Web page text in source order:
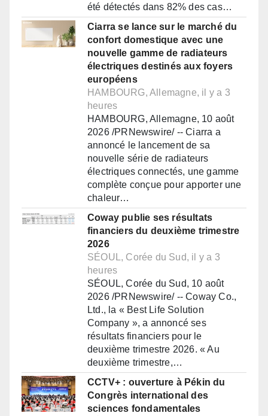
été détectés dans 82% des cas…
Ciarra se lance sur le marché du
confort domestique avec une
nouvelle gamme de radiateurs
électriques destinés aux foyers
européens
HAMBOURG, Allemagne, il y a 3
heures
HAMBOURG, Allemagne, 10 août
2026 /PRNewswire/ -- Ciarra a
annoncé le lancement de sa
nouvelle série de radiateurs
électriques connectés, une gamme
complète conçue pour apporter une
chaleur…
Coway publie ses résultats
financiers du deuxième trimestre
2026
SÉOUL, Corée du Sud, il y a 3
heures
SÉOUL, Corée du Sud, 10 août
2026 /PRNewswire/ -- Coway Co.,
Ltd., la « Best Life Solution
Company », a annoncé ses
résultats financiers pour le
deuxième trimestre 2026. « Au
deuxième trimestre,…
CCTV+ : ouverture à Pékin du
Congrès international des
sciences fondamentales